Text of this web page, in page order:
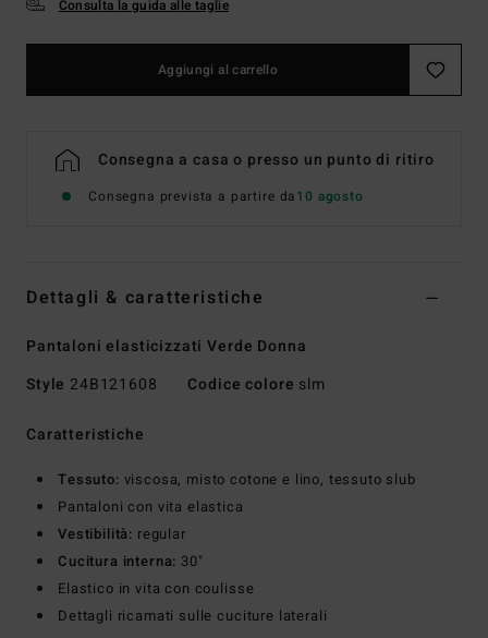
Consulta la guida alle taglie
Aggiungi al carrello
Consegna a casa o presso un punto di ritiro
Consegna prevista a partire da10 agosto
Dettagli & caratteristiche
Pantaloni elasticizzati Verde Donna
Style 24B121608 Codice colore slm
Caratteristiche
Tessuto: viscosa, misto cotone e lino, tessuto slub
Pantaloni con vita elastica
Vestibilità: regular
Cucitura interna: 30"
Elastico in vita con coulisse
Dettagli ricamati sulle cuciture laterali